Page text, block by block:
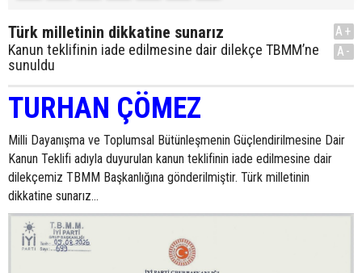
Türk milletinin dikkatine sunarız
Kanun teklifinin iade edilmesine dair dilekçe TBMM’ne
sunuldu
A+
A-
TURHAN ÇÖMEZ
Milli Dayanışma ve Toplumsal Bütünleşmenin Güçlendirilmesine Dair
Kanun Teklifi adıyla duyurulan kanun teklifinin iade edilmesine dair
dilekçemiz TBMM Başkanlığına gönderilmiştir. Türk milletinin
dikkatine sunarız...